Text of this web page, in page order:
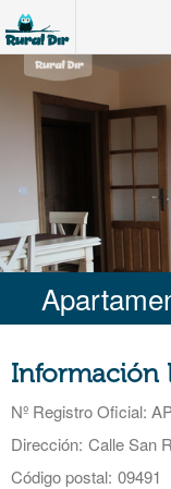
Información
Nº Registro Oficial:
Dirección: Calle San
Código postal: 09491